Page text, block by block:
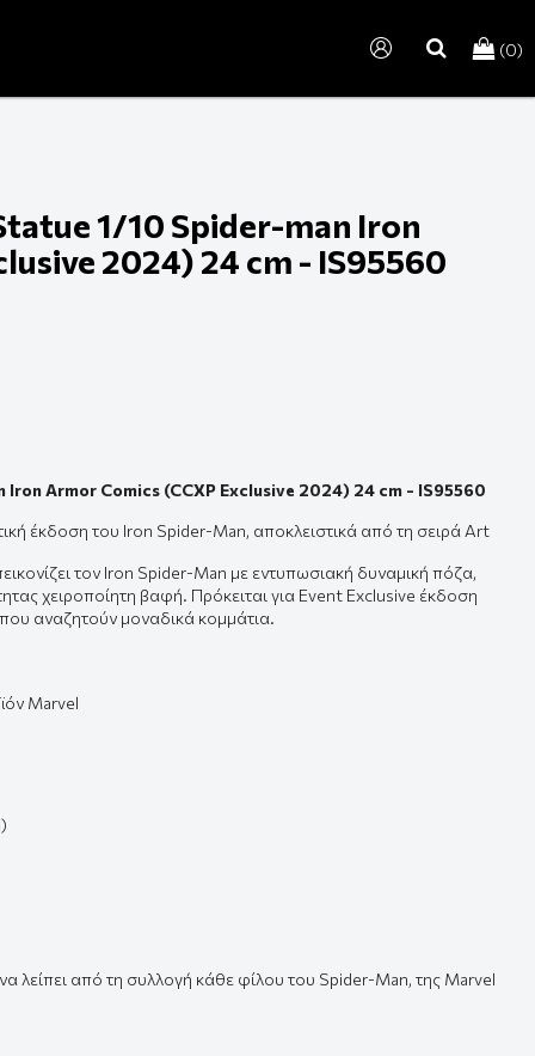
(0)
search
1/10 Spider-man Iron
2024) 24 cm - IS95560
Armor Comics (CCXP Exclusive 2024) 24 cm - IS95560
έκδοση του Iron Spider-Man, αποκλειστικά από τη σειρά Art
τον Iron Spider-Man με εντυπωσιακή δυναμική πόζα,
χειροποίητη βαφή. Πρόκειται για Event Exclusive έκδοση
αναζητούν μοναδικά κομμάτια.
Marvel
λείπει από τη συλλογή κάθε φίλου του Spider-Man, της Marvel